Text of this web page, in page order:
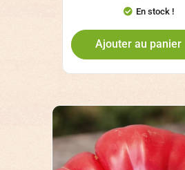
En stock !
Ajouter au panier